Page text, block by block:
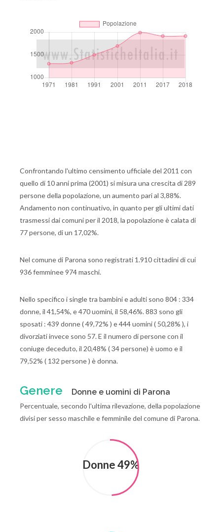
Confrontando l'ultimo censimento ufficiale del 2011 con
quello di 10 anni prima (2001) si misura una crescita di 289
persone della popolazione, un aumento pari al 3,88%.
Andamento non continuativo, in quanto per gli ultimi dati
trasmessi dai comuni per il 2018, la popolazione è calata di
77 persone, di un 17,02%.
Nel comune di Parona sono registrati 1.910 cittadini di cui
936 femminee 974 maschi.
Nello specifico i single tra bambini e adulti sono 804 : 334
donne, il 41,54%, e 470 uomini, il 58,46%. 883 sono gli
sposati : 439 donne ( 49,72% ) e 444 uomini ( 50,28% ), i
divorziati invece sono 57. E il numero di persone con il
coniuge deceduto, il 20,48% ( 34 persone) è uomo e il
79,52% ( 132 persone ) è donna.
Genere Donne e uomini di Parona
Percentuale, secondo l'ultima rilevazione, della popolazione
divisi per sesso maschile e femminile del comune di Parona.
Donne 49%